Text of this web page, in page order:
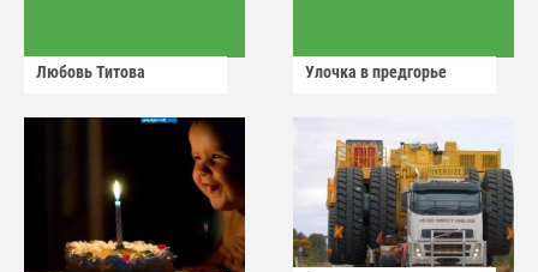
Любовь Титова Улочка в предгорье